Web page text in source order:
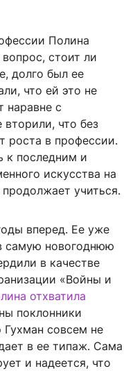
Полина
стоит ли
долго был ее
что ей это не
наравне с
что без
роста в профессии.
к последним и
искусства на
учиться.
вперед. Ее уже
самую новогоднюю
в качестве
«Войны и
отхватила
поклонники
совсем не
в ее типаж. Сама
и надеется, что